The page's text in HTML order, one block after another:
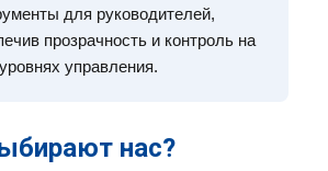
для руководителей,
прозрачность и контроль на
управления.
нас?